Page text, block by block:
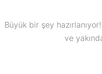
Büyük bir şey
ve